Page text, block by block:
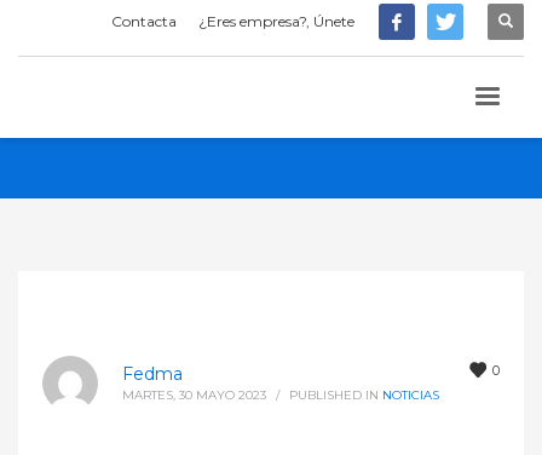
Contacta ¿Eres empresa?, Únete
0
Fedma
MARTES, 30 MAYO 2023 / PUBLISHED IN NOTICIAS